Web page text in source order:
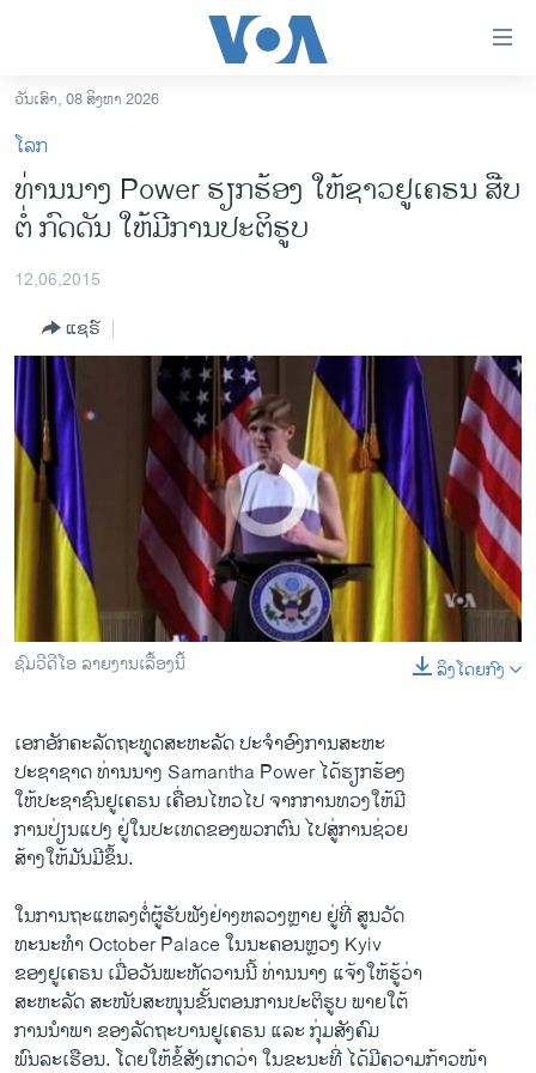
ເຂົ້າ
ຫາ
ຂ້າມ
ຂ້າມ
ຂ້າມ
ຫາ
ລາວ
ອາເມຣິກາ
ການເລືອກຕັ້ງ ປະທານາທີບໍດີ ສະຫະລັດ 2024
ຂ່າວ​ຈີນ
ໂລກ
ເອເຊຍ
ອິດສະຫຼະພາບດ້ານການຂ່າວ
ຊີວິດຊາວລາວ
ຊຸມຊົນຊາວລາວ
ວິທະຍາສາດ-ເທັກໂນໂລຈີ
ພາສາອັງກິດ
ລາຍການກະຈາຍສຽງ
ລາຍງານ
ຕິດຕາມພວກເຮົາ ທີ່
ພາສາຕ່າງໆ
ວັນເສົາ, 08 ສິງຫາ 2026
ໂລກ
ທ່ານນາງ Power ຮຽກຮ້ອງ ໃຫ້ຊາວຢູເຄຣນ ສືບ
ຕໍ່ ກົດດັນ ໃຫ້ມີການປະຕິຮູບ
12,06,2015
ແຊຣ໌
SHARE
No media source currently available
0:00 0:01:15 ລິງໂດຍກົງ
ຊົມວີດີໂອ ລາຍງານເລື້ອງນີ້
ເອກ​ອັກຄະ​ລັດຖະທູດ​ສະຫະລັດ ປະຈຳ​ອົງການ​ສະຫະ
​ປະຊາ​ຊາດ ທ່ານ​ນາງ Samantha Power ​ໄດ້​ຮຽກຮ້ອງ​
ໃຫ້ປະຊາຊົນ​ຢູ​ເຄຣນ ເຄື່ອນໄຫວໄປ ຈາກການທວງ​ໃຫ້​ມີ
​ການ​ປ່ຽນ​ແປງ​ ຢູ່​ໃນ​ປະ​ເທດ​ຂອງ​ພວກ​ຕົນ ​ໄປສູ່ການ​ຊ່ວຍ
​ສ້າງໃຫ້ມັນມີຂຶ້ນ.
​ໃນ​ການຖະ​ແຫລ​ງຕໍ່​ຜູ້​ຮັບ​ຟັງ​ຢ່າງຫລວງຫຼາຍ ຢູ່​ທີ່ ສູນວັດ
ທະນະທຳ October Palace ​ໃນ​ນະຄອນຫຼວງ Kyiv
ຂອງ​ຢູ​ເຄຣນ ​ເມື່ອ​ວັນ​ພະຫັດ​ວານ​ນີ້ ທ່ານ​ນາງ ​ແຈ້ງ​ໃຫ້​ຮູ້ວ່າ ​
ສະຫະລັດ ສະໜັບສະໜຸນຂັ້ນຕອນການປະຕິຮູບ ພາຍໃຕ້
ການນຳພາ ຂອງລັດຖະບານຢູ​ເຄຣນ ​ແລະ ກຸ່ມສັງຄົມ​
ພົນລະ​ເຮືອນ. ​ໂດຍ​ໃຫ້ຂໍ້ສັງເກດວ່າ ​ໃນ​ຂະນະ​ທີ່ ໄດ້ມີ​ຄວາມ​ກ້າວໜ້າ​